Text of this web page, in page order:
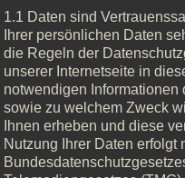
1.1 Daten sind
Ihrer persönlichen Daten
die Regeln der
unserer Internetseite in
notwendigen Informationen
sowie zu welchem Zweck
Ihnen erheben und diese
Nutzung Ihrer Daten erfolgt